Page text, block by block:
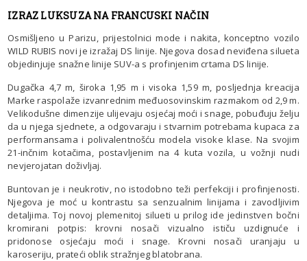
IZRAZ LUKSUZA NA FRANCUSKI NAČIN
Osmišljeno u Parizu, prijestolnici mode i nakita, konceptno vozilo
WILD RUBIS novi je izražaj DS linije. Njegova dosad neviđena silueta
objedinjuje snažne linije SUV-a s profinjenim crtama DS linije.
Dugačka 4,7 m, široka 1,95 m i visoka 1,59 m, posljednja kreacija
Marke raspolaže izvanrednim međuosovinskim razmakom od 2,9 m.
Velikodušne dimenzije ulijevaju osjećaj moći i snage, pobuđuju želju
da u njega sjednete, a odgovaraju i stvarnim potrebama kupaca za
performansama i polivalentnošću modela visoke klase. Na svojim
21-inčnim kotačima, postavljenim na 4 kuta vozila, u vožnji nudi
nevjerojatan doživljaj.
Buntovan je i neukrotiv, no istodobno teži perfekciji i profinjenosti.
Njegova je moć u kontrastu sa senzualnim linijama i zavodljivim
detaljima. Toj novoj plemenitoj silueti u prilog ide jedinstven bočni
kromirani potpis: krovni nosači vizualno ističu uzdignuće i
pridonose osjećaju moći i snage. Krovni nosači uranjaju u
karoseriju, prateći oblik stražnjeg blatobrana.